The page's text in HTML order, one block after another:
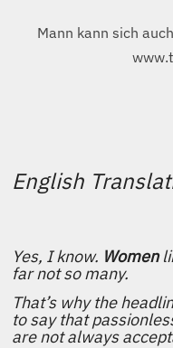
Mann kann sich
English
Yes, I know. Women
far not so many.
That’s why the
to say that
are not always